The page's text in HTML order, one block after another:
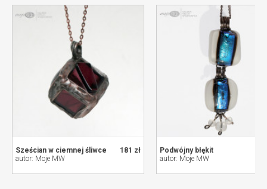
181 zł
Sześcian w ciemnej śliwce
autor: Moje MW
Podwójny błękit
autor: Moje MW